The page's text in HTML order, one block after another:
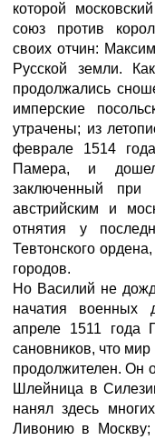
которой
союз против
своих отчин:
Русской земли.
продолжались
имперские
утрачены; из
феврале 1514
Памера, и
заключенный при
австрийским и
отнятия у
Тевтонского
городов.
Но Василий не
начатия военных
апреле 1511 года
сановников, что
продолжителен. Он
Шлейница в
нанял здесь
Ливонию в